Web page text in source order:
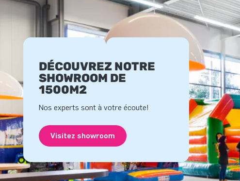
DÉCOUVREZ NOTRE
SHOWROOM DE
1500M2
Nos experts sont à votre écoute!
Visitez showroom